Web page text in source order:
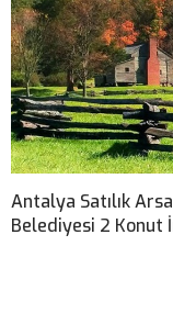
Antalya Satılık
Belediyesi 2 Konut